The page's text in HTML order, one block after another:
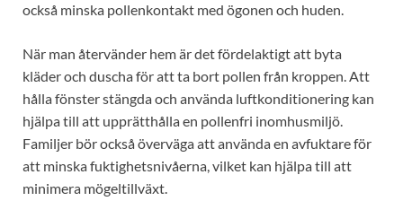
också minska pollenkontakt med ögonen och huden.
När man återvänder hem är det fördelaktigt att byta
kläder och duscha för att ta bort pollen från kroppen. Att
hålla fönster stängda och använda luftkonditionering kan
hjälpa till att upprätthålla en pollenfri inomhusmiljö.
Familjer bör också överväga att använda en avfuktare för
att minska fuktighetsnivåerna, vilket kan hjälpa till att
minimera mögeltillväxt.